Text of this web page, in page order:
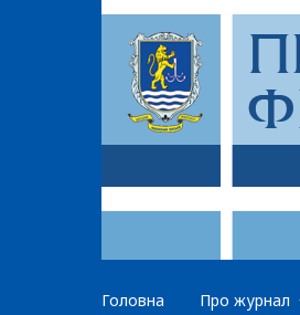
Головна Про журнал